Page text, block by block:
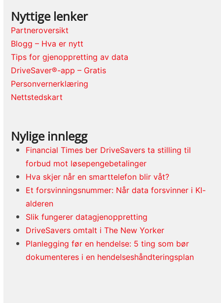
Nyttige lenker
Partneroversikt
Blogg – Hva er nytt
Tips for gjenoppretting av data
DriveSaver®-app – Gratis
Personvernerklæring
Nettstedskart
Nylige innlegg
Financial Times ber DriveSavers ta stilling til
forbud mot løsepengebetalinger
Hva skjer når en smarttelefon blir våt?
Et forsvinningsnummer: Når data forsvinner i KI-
alderen
Slik fungerer datagjenoppretting
DriveSavers omtalt i The New Yorker
Planlegging før en hendelse: 5 ting som bør
dokumenteres i en hendelseshåndteringsplan